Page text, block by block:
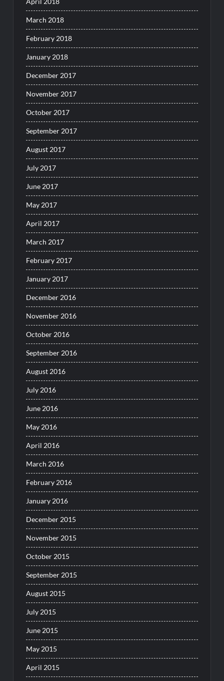
March 2018
February 2018
January 2018
December 2017
November 2017
October 2017
September 2017
August 2017
July 2017
June 2017
May 2017
April 2017
March 2017
February 2017
January 2017
December 2016
November 2016
October 2016
September 2016
August 2016
July 2016
June 2016
May 2016
April 2016
March 2016
February 2016
January 2016
December 2015
November 2015
October 2015
September 2015
August 2015
July 2015
June 2015
May 2015
April 2015